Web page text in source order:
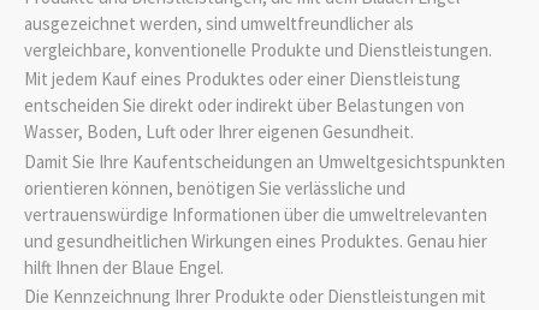
ausgezeichnet werden, sind umweltfreundlicher als
vergleichbare, konventionelle Produkte und Dienstleistungen.
Mit jedem Kauf eines Produktes oder einer Dienstleistung
entscheiden Sie direkt oder indirekt über Belastungen von
Wasser, Boden, Luft oder Ihrer eigenen Gesundheit.
Damit Sie Ihre Kaufentscheidungen an Umweltgesichtspunkten
orientieren können, benötigen Sie verlässliche und
vertrauenswürdige Informationen über die umweltrelevanten
und gesundheitlichen Wirkungen eines Produktes. Genau hier
hilft Ihnen der Blaue Engel.
Die Kennzeichnung Ihrer Produkte oder Dienstleistungen mit